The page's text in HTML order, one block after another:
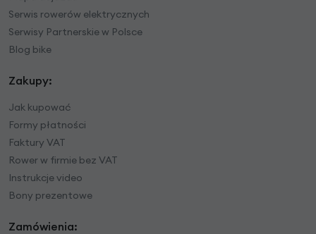
Serwis rowerów elektrycznych
Serwisy Partnerskie w Polsce
Blog bike
Zakupy:
Jak kupować
Formy płatności
Faktury VAT
Rower w firmie bez VAT
Instrukcje video
Bony prezentowe
Zamówienia: